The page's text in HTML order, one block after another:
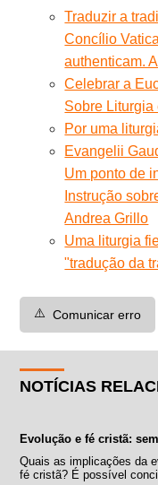
Traduzir a
Concílio
authenticam.
Celebrar a
Sobre Liturgia
Por uma
Evangelii
Um ponto de
Instrução
Andrea Grillo
Uma liturgia
"tradução da
⚠️ Comunicar erro
NOTÍCIAS
Evolução e fé cristã:
Quais as implicações da
fé cristã? É possível